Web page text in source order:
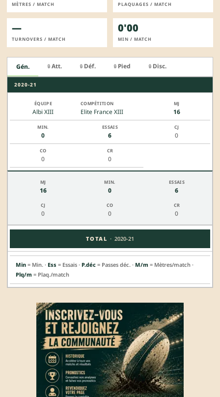
MÈTRES / MATCH PLAQUAGES / MATCH
—
TURNOVERS / MATCH
0'00
MIN / MATCH
Gén. 🔒 Att. 🔒 Déf. 🔒 Pied 🔒 Disc.
2020-21
Albi XIII Elite France XIII 16
0 6 0
0 0
16 0 6
0 0 0
TOTAL · 2020-21
Min = Min. · Ess = Essais · P.déc = Passes déc. · M/m = Mètres/match ·
Plq/m = Plaq./match